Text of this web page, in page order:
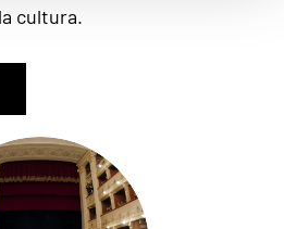
la cultura.